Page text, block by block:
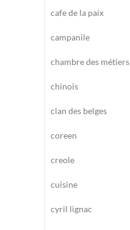
cafe de la paix
campanile
chambre des métiers
chinois
clan des belges
coreen
creole
cuisine
cyril lignac